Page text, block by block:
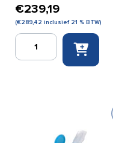
€239,19
(€289,42 inclusief 21 % BTW)
Laerdal
Resusci